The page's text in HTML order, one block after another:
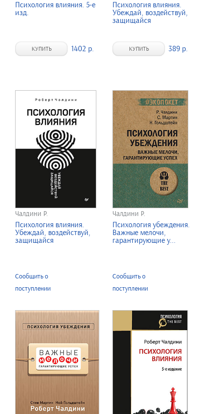
Психология влияния. 5-е
изд.
КУПИТЬ 1402 р.
Психология влияния.
Убеждай, воздействуй,
защищайся
КУПИТЬ 389 р.
Чалдини Р.
Психология влияния.
Убеждай, воздействуй,
защищайся
Сообщить о
поступлении
Чалдини Р.
Психология убеждения.
Важные мелочи,
гарантирующие у...
Сообщить о
поступлении